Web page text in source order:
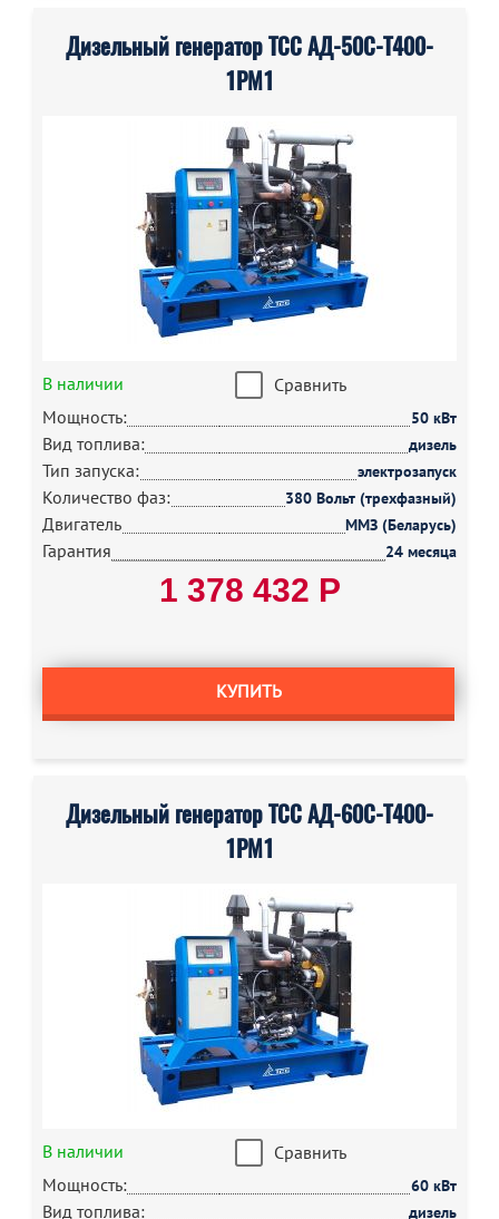
Дизельный генератор ТСС АД-50С-Т400-
1РМ1
В наличии
Сравнить
Мощность:
50 кВт
Вид топлива: дизель
Тип запуска: электрозапуск
Количество фаз: 380 Вольт (трехфазный)
Двигатель ММЗ (Беларусь)
Гарантия 24 месяца
1 378 432 Р
КУПИТЬ
Дизельный генератор ТСС АД-60С-Т400-
1РМ1
В наличии
Сравнить
Мощность:
60 кВт
Вид топлива: дизель